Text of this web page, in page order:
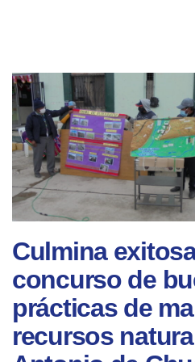
Culmina
concurso de
prácticas de
recursos